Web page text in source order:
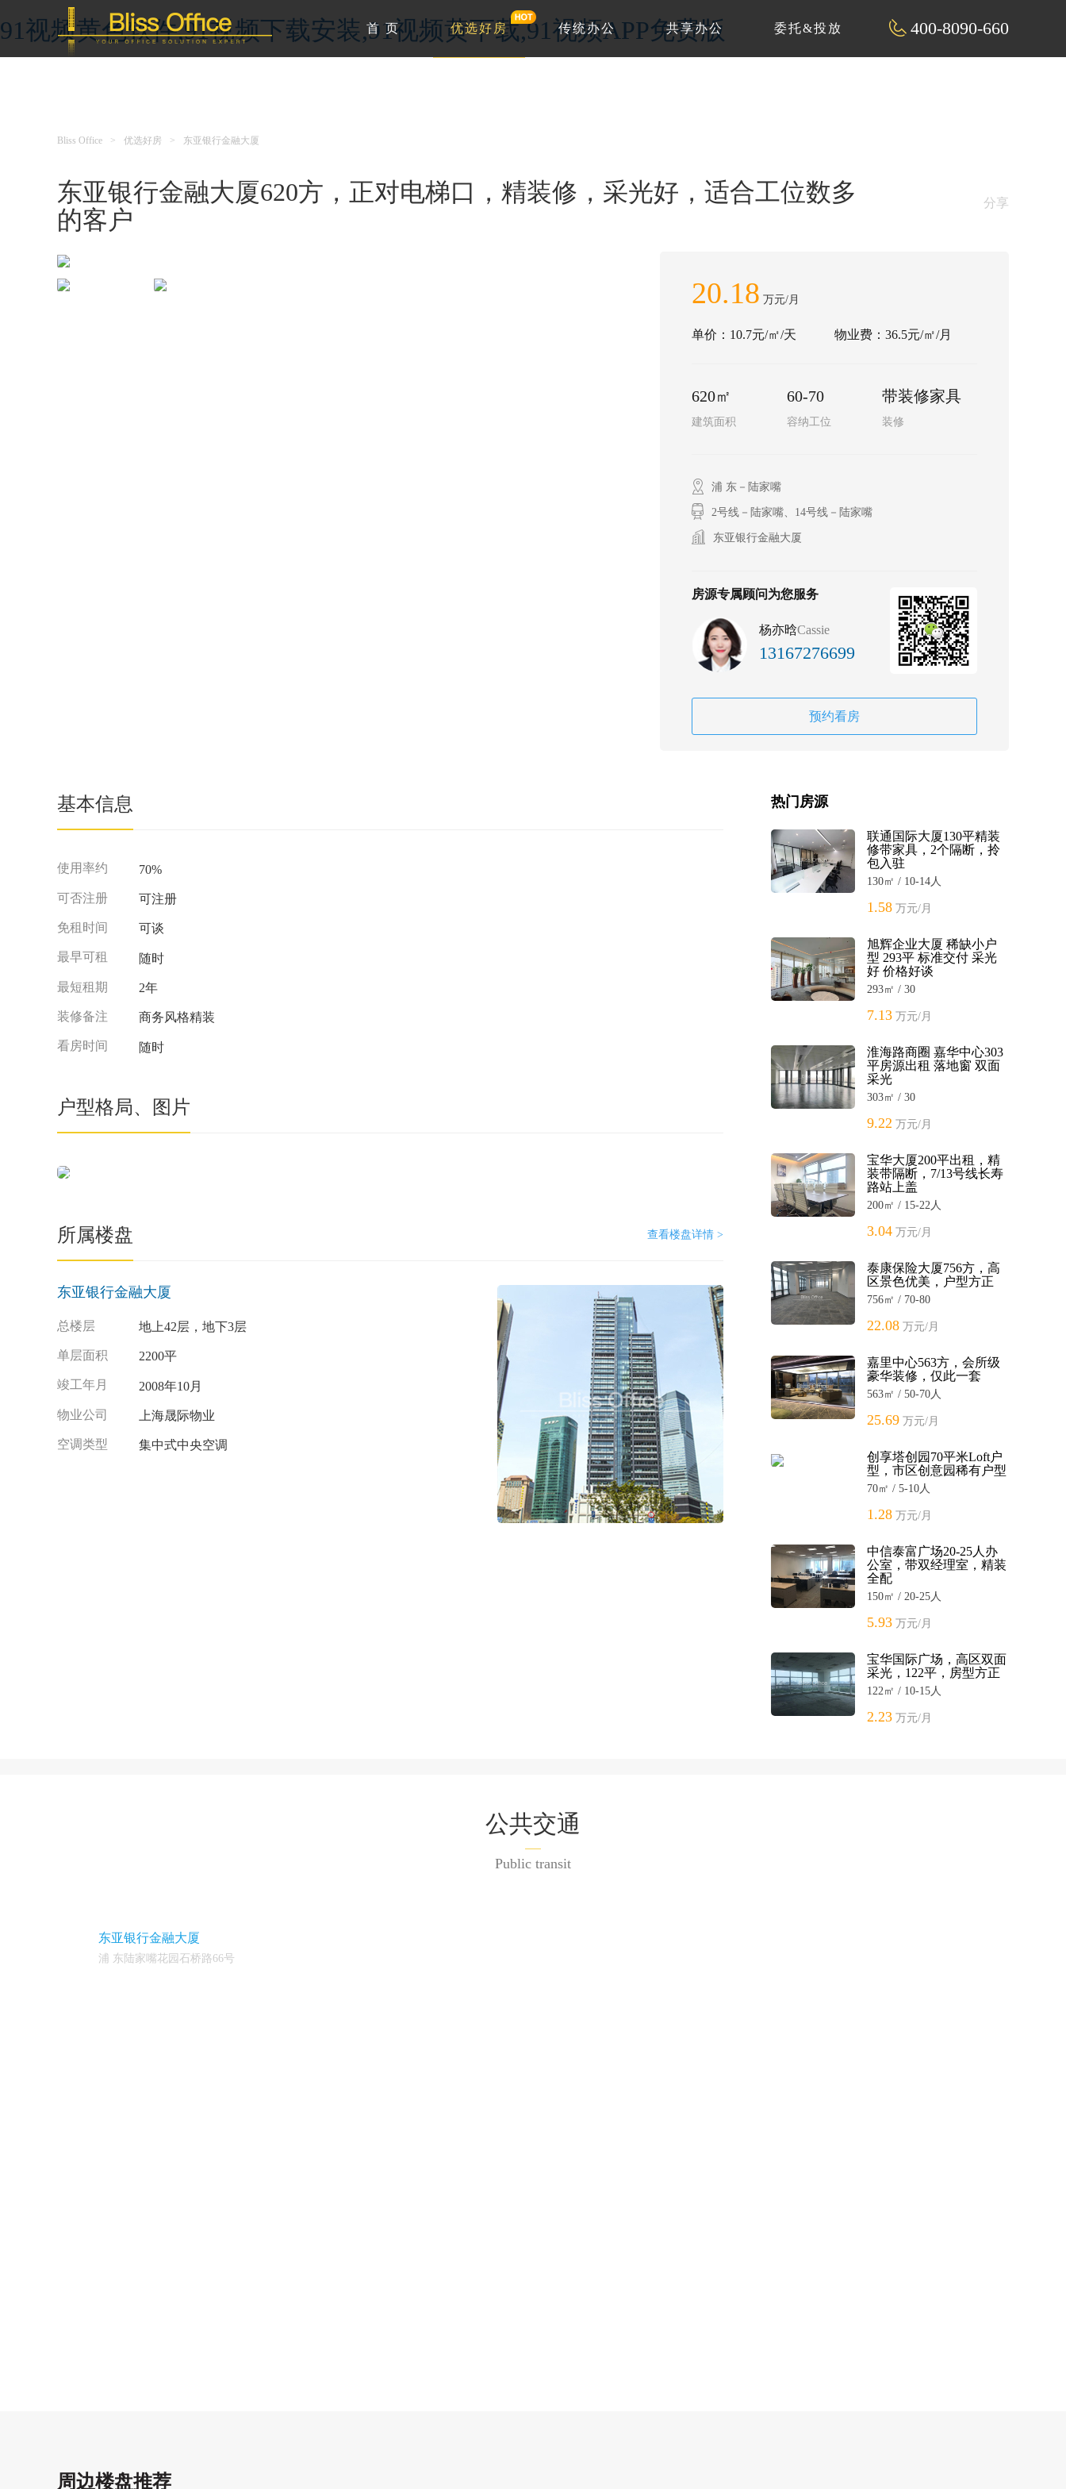
91视频黄色软件,91视频下载安装,91视频黄下载,91视频APP免费版 400-8090-660
首 页 优选好房 传统办公 共享办公 委托&投放
Bliss Office > 优选好房 > 东亚银行金融大厦
东亚银行金融大厦620方，正对电梯口，精装修，采光好，适合工位数多
的客户
分享
20.18 万元/月
单价：10.7元/㎡/天 物业费：36.5元/㎡/月
620㎡
建筑面积
60-70
容纳工位
带装修家具
装修
浦 东－陆家嘴
2号线－陆家嘴、14号线－陆家嘴
东亚银行金融大厦
房源专属顾问为您服务
杨亦晗Cassie
13167276699
预约看房
基本信息
使用率约 70%
可否注册 可注册
免租时间 可谈
最早可租 随时
最短租期 2年
装修备注 商务风格精装
看房时间 随时
户型格局、图片
所属楼盘 查看楼盘详情 >
东亚银行金融大厦
总楼层 地上42层，地下3层
单层面积 2200平
竣工年月 2008年10月
物业公司 上海晟际物业
空调类型 集中式中央空调
热门房源
联通国际大厦130平精装
修带家具，2个隔断，拎
包入驻
130㎡ / 10-14人
1.58 万元/月
旭辉企业大厦 稀缺小户
型 293平 标准交付 采光
好 价格好谈
293㎡ / 30
7.13 万元/月
淮海路商圈 嘉华中心303
平房源出租 落地窗 双面
采光
303㎡ / 30
9.22 万元/月
宝华大厦200平出租，精
装带隔断，7/13号线长寿
路站上盖
200㎡ / 15-22人
3.04 万元/月
泰康保险大厦756方，高
区景色优美，户型方正
756㎡ / 70-80
22.08 万元/月
嘉里中心563方，会所级
豪华装修，仅此一套
563㎡ / 50-70人
25.69 万元/月
创享塔创园70平米Loft户
型，市区创意园稀有户型
70㎡ / 5-10人
1.28 万元/月
中信泰富广场20-25人办
公室，带双经理室，精装
全配
150㎡ / 20-25人
5.93 万元/月
宝华国际广场，高区双面
采光，122平，房型方正
122㎡ / 10-15人
2.23 万元/月
公共交通
Public transit
东亚银行金融大厦
浦 东陆家嘴花园石桥路66号
周边楼盘推荐